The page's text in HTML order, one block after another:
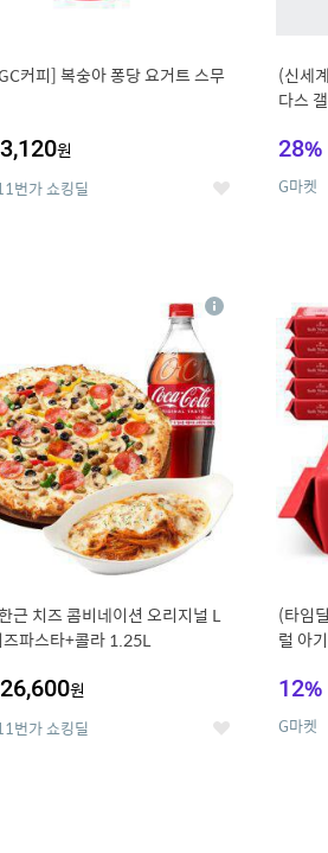
커피] 복숭아 퐁당 요거트 스무
3,120원
번가 쇼킹딜 좋
(신세
다스
28%
G마켓
근 치즈 콤비네이션 오리지널 L
파스타+콜라 1.25L
26,600원
번가 쇼킹딜 좋
상
(타임
럴 아
12%
G마켓